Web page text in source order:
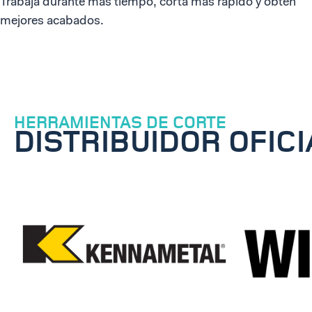
Trabaja durante más tiempo, corta más rápido y obtén
mejores acabados.
HERRAMIENTAS DE CORTE
DISTRIBUIDOR